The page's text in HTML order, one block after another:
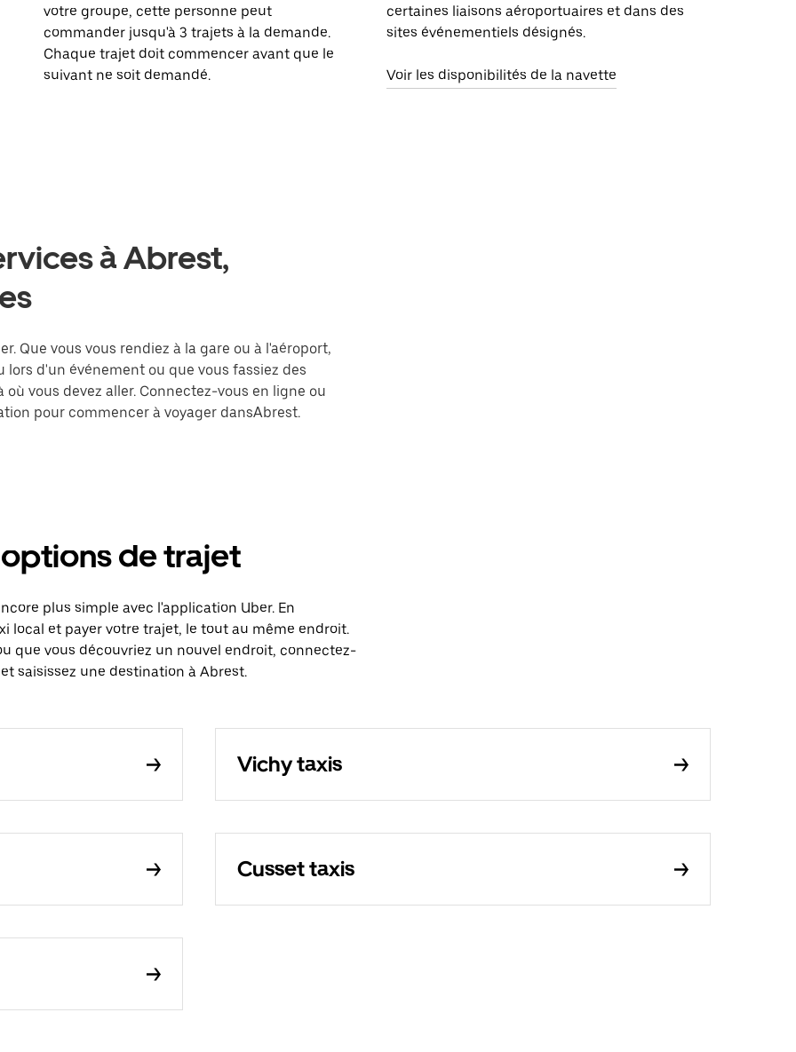
votre groupe, cette personne peut
commander jusqu'à 3 trajets à la demande.
Chaque trajet doit commencer avant que le
suivant ne soit demandé.
certaines liaisons aéroportuaires et dans des
sites événementiels désignés.
Voir les disponibilités de la navette
à Abrest,
Que vous vous rendiez à la gare ou à l'aéroport,
d'un événement ou que vous fassiez des
vous devez aller. Connectez-vous en ligne ou
pour commencer à voyager dansAbrest.
de trajet
plus simple avec l'application Uber. En
local et payer votre trajet, le tout au même endroit.
que vous découvriez un nouvel endroit, connectez-
saisissez une destination à Abrest.
Vichy taxis
Cusset taxis